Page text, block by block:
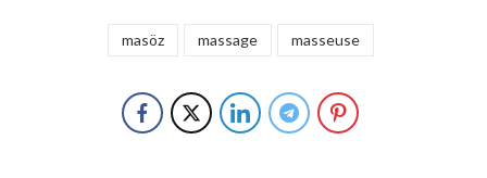
masöz massage masseuse